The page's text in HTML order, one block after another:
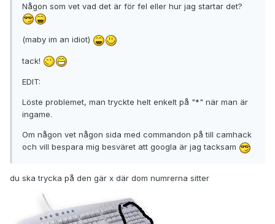
Någon som vet vad det är för fel eller hur jag startar det?
(maby im an idiot)
tack!
EDIT:
Löste problemet, man tryckte helt enkelt på "*" när man är
ingame.
Om någon vet någon sida med commandon på till camhack
och vill bespara mig besväret att googla är jag tacksam
du ska trycka på den gär x där dom numrerna sitter